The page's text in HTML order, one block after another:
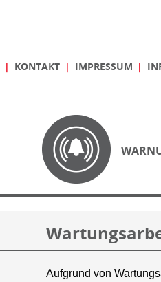
KONTAKT IMPRESSUM
Aufgrund von